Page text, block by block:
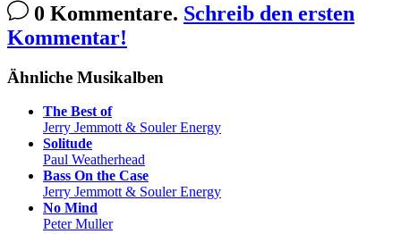
0 Kommentare. Schreib den ersten
Kommentar!
Ähnliche Musikalben
The Best of
Jerry Jemmott & Souler Energy
Solitude
Paul Weatherhead
Bass On the Case
Jerry Jemmott & Souler Energy
No Mind
Peter Muller